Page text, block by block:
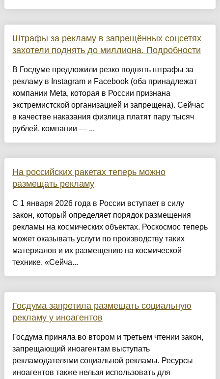
Штрафы за рекламу в запрещённых соцсетях
захотели поднять до миллиона. Подробности
В Госдуме предложили резко поднять штрафы за
рекламу в Instagram и Facebook (оба принадлежат
компании Meta, которая в России признана
экстремистской организацией и запрещена). Сейчас
в качестве наказания физлица платят пару тысяч
рублей, компании — ...
На российских ракетах теперь можно
размещать рекламу
С 1 января 2026 года в России вступает в силу
закон, который определяет порядок размещения
рекламы на космических объектах. Роскосмос теперь
может оказывать услуги по производству таких
материалов и их размещению на космической
технике. «Сейча...
Госдума запретила размещать социальную
рекламу у иноагентов
Госдума приняла во втором и третьем чтении закон,
запрещающий иноагентам выступать
рекламодателями социальной рекламы. Ресурсы
иноагентов также нельзя использовать для